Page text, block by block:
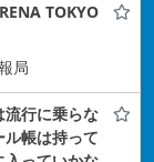
TOKYO
局
流行に乗らな
帳は持って